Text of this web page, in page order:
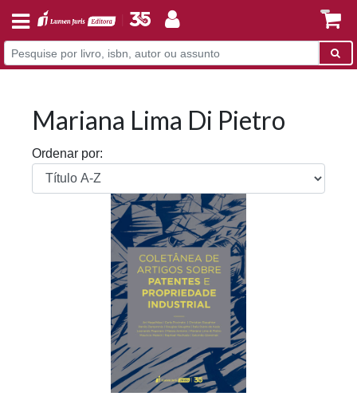
Mariana Lima Di Pietro
Ordenar por: